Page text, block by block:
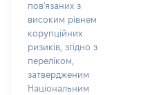
пов'язаних з
високим рівнем
корупційних
ризиків, згідно з
переліком,
затвердженим
Національним